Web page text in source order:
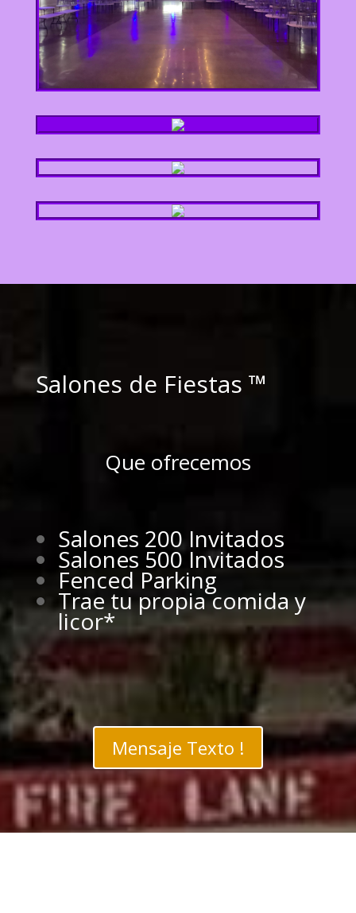
Salones de Fiestas ™
Que ofrecemos
Salones 200 Invitados
Salones 500 Invitados
Fenced Parking
Trae tu propia comida y
licor*
Mensaje Texto !